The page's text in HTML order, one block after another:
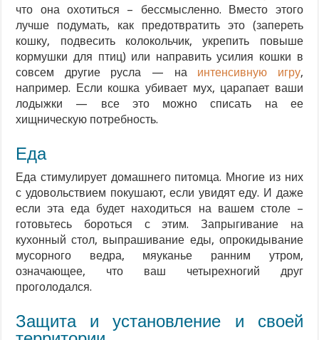
что она охотиться – бессмысленно. Вместо этого
лучше подумать, как предотвратить это (запереть
кошку, подвесить колокольчик, укрепить повыше
кормушки для птиц) или направить усилия кошки в
совсем другие русла — на интенсивную игру,
например. Если кошка убивает мух, царапает ваши
лодыжки — все это можно списать на ее
хищническую потребность.
Еда
Еда стимулирует домашнего питомца. Многие из них
с удовольствием покушают, если увидят еду. И даже
если эта еда будет находиться на вашем столе –
готовьтесь бороться с этим. Запрыгивание на
кухонный стол, выпрашивание еды, опрокидывание
мусорного ведра, мяуканье ранним утром,
означающее, что ваш четырехногий друг
проголодался.
Защита и установление и своей